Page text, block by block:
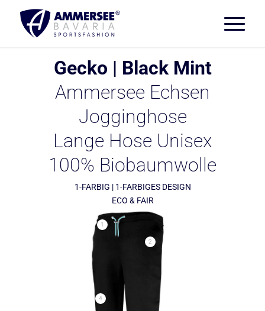
Gecko | Black Mint
Ammersee Echsen
Jogginghose
Lange Hose Unisex
100% Biobaumwolle
1-FARBIG | 1-FARBIGES DESIGN
ECO & FAIR
1
2
4